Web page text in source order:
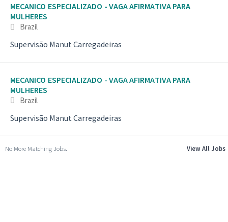
MECANICO ESPECIALIZADO - VAGA AFIRMATIVA PARA
MULHERES
Brazil
Supervisão Manut Carregadeiras
MECANICO ESPECIALIZADO - VAGA AFIRMATIVA PARA
MULHERES
Brazil
Supervisão Manut Carregadeiras
No More Matching Jobs. View All Jobs